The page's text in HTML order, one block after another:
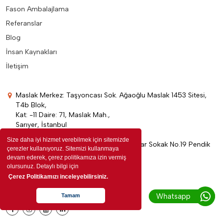
Size daha iyi hizmet verebilmek için sitemizde
çerezler kullanıyoruz. Sitemizi kullanmaya
devam ederek, çerez politikamıza izin vermiş
olursunuz. Detaylı bilgi için
Çerez Politikamızı inceleyebilirsiniz.
Tamam
Fason Ambalajlama
Referanslar
Blog
İnsan Kaynakları
İletişim
Maslak Merkez: Taşyoncası Sok. Ağaoğlu Maslak 1453 Sitesi,
T4b Blok,
Kat: -11 Daire: 71, Maslak Mah.,
Sarıyer, İstanbul
Pendik Fabrika: Dumlupınar Mahallesi Nar Sokak No.19 Pendik
İstanbul
+90 850 304 3336
Whatsapp